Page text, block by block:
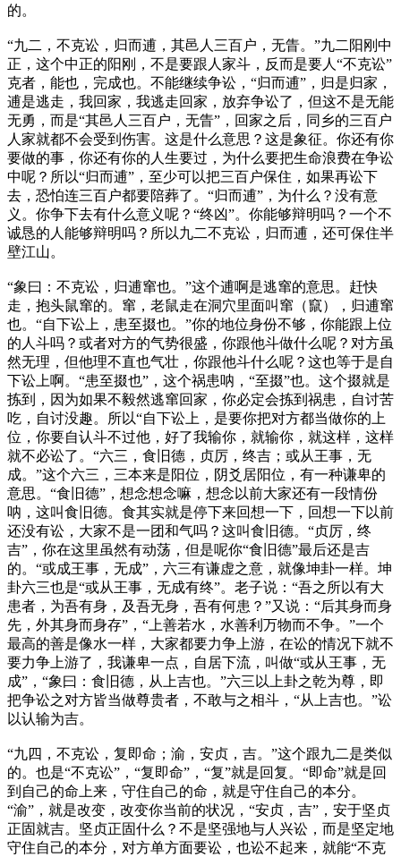
的。
“九二，不克讼，归而逋，其邑人三百户，无眚。”九二阳刚中
正，这个中正的阳刚，不是要跟人家斗，反而是要人“不克讼”
克者，能也，完成也。不能继续争讼，“归而逋”，归是归家，
逋是逃走，我回家，我逃走回家，放弃争讼了，但这不是无能
无勇，而是“其邑人三百户，无眚”，回家之后，同乡的三百户
人家就都不会受到伤害。这是什么意思？这是象征。你还有你
要做的事，你还有你的人生要过，为什么要把生命浪费在争讼
中呢？所以“归而逋”，至少可以把三百户保住，如果再讼下
去，恐怕连三百户都要陪葬了。“归而逋”，为什么？没有意
义。你争下去有什么意义呢？“终凶”。你能够辩明吗？一个不
诚恳的人能够辩明吗？所以九二不克讼，归而逋，还可保住半
壁江山。
“象曰：不克讼，归逋窜也。”这个逋啊是逃窜的意思。赶快
走，抱头鼠窜的。窜，老鼠走在洞穴里面叫窜（竄），归逋窜
也。“自下讼上，患至掇也。”你的地位身份不够，你能跟上位
的人斗吗？或者对方的气势很盛，你跟他斗做什么呢？对方虽
然无理，但他理不直也气壮，你跟他斗什么呢？这也等于是自
下讼上啊。“患至掇也”，这个祸患呐，“至掇”也。这个掇就是
拣到，因为如果不毅然逃窜回家，你必定会拣到祸患，自讨苦
吃，自讨没趣。所以“自下讼上，是要你把对方都当做你的上
位，你要自认斗不过他，好了我输你，就输你，就这样，这样
就不必讼了。“六三，食旧德，贞厉，终吉；或从王事，无
成。”这个六三，三本来是阳位，阴爻居阳位，有一种谦卑的
意思。“食旧德”，想念想念嘛，想念以前大家还有一段情份
呐，这叫食旧德。食其实就是停下来回想一下，回想一下以前
还没有讼，大家不是一团和气吗？这叫食旧德。“贞厉，终
吉”，你在这里虽然有动荡，但是呢你“食旧德”最后还是吉
的。“或成王事，无成”，六三有谦虚之意，就像坤卦一样。坤
卦六三也是“或从王事，无成有终”。老子说：“吾之所以有大
患者，为吾有身，及吾无身，吾有何患？”又说：“后其身而身
先，外其身而身存”，“上善若水，水善利万物而不争。”一个
最高的善是像水一样，大家都要力争上游，在讼的情况下就不
要力争上游了，我谦卑一点，自居下流，叫做“或从王事，无
成”，“象曰：食旧德，从上吉也。”六三以上卦之乾为尊，即
把争讼之对方皆当做尊贵者，不敢与之相斗，“从上吉也。”讼
以认输为吉。
“九四，不克讼，复即命；渝，安贞，吉。”这个跟九二是类似
的。也是“不克讼”，“复即命”，“复”就是回复。“即命”就是回
到自己的命上来，守住自己的命，就是守住自己的本分。
“渝”，就是改变，改变你当前的状况，“安贞，吉”，安于坚贞
正固就吉。坚贞正固什么？不是坚强地与人兴讼，而是坚定地
守住自己的本分，对方单方面要讼，也讼不起来，就能“不克